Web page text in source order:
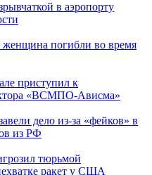
в аэропорту
женщина погибли во время
приступил к
«ВСМПО-Ависма»
дело из-за «фейков» в
из РФ
тюрьмой
ракет у США